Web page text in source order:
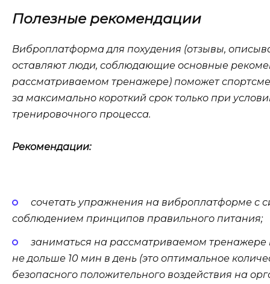
Полезные рекомендации
Виброплатформа для похудения (отзывы,
оставляют люди, соблюдающие основные
рассматриваемом тренажере) поможет
за максимально короткий срок только при
тренировочного процесса.
Рекомендации:
сочетать упражнения на виброплатформе с
соблюдением принципов правильного питания;
заниматься на рассматриваемом тренажере
не дольше 10 мин в день (это оптимальное
безопасного положительного воздействия на